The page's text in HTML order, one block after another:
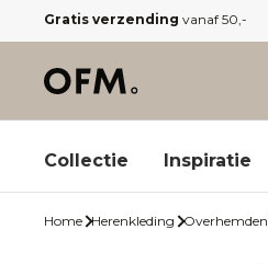
Gratis verzending vanaf 50,-
Collectie Inspiratie
Home Herenkleding Overhemden